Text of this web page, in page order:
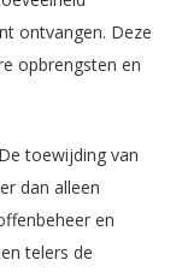
ontvangen. Deze
opbrengsten en
De toewijding van
dan alleen
en
telers de